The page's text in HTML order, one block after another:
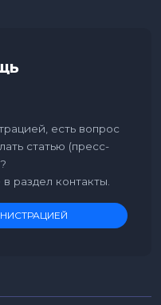
есть вопрос
статью (пресс-
раздел контакты.